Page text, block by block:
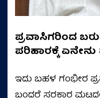
ಪ್ರವಾಸಿಗರಿಂದ
ಪರಿಹಾರಕ್ಕೆ ಏನೇನು
ಇದು ಬಹಳ ಗಂಭೀರ